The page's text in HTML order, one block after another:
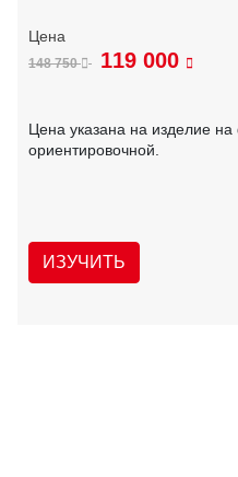
148 750 119 000
Цена указана на изделие
ориентировочной.
ИЗУЧИТЬ